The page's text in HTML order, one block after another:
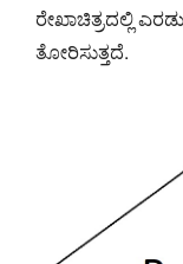
ರೇಖಾಚಿತ್ರದಲ್ಲಿ
ತೋರಿಸುತ್ತದೆ.